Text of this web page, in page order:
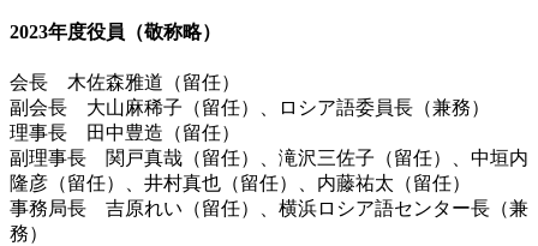
2023年度役員（敬称略）
会長 木佐森雅道（留任）
副会長 大山麻稀子（留任）、ロシア語委員長（兼務）
理事長 田中豊造（留任）
副理事長 関戸真哉（留任）、滝沢三佐子（留任）、中垣内
隆彦（留任）、井村真也（留任）、内藤祐太（留任）
事務局長 吉原れい（留任）、横浜ロシア語センター長（兼
務）